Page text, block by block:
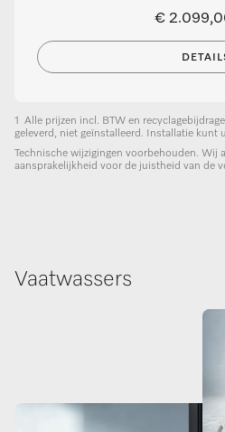
€
1 Alle prijzen incl. BTW en
geleverd, niet geïnstalleerd. Installatie kunt
Technische wijzigingen voorbehouden. Wij
aansprakelijkheid voor de juistheid van de
Vaatwassers